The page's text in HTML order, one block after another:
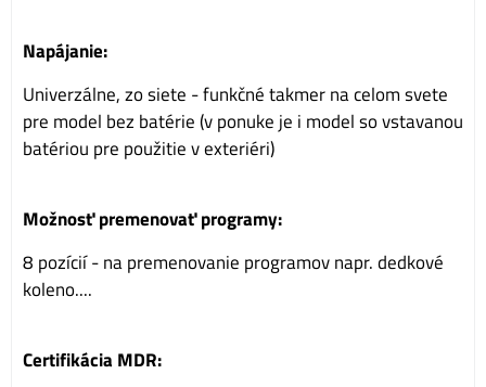
Napájanie:
Univerzálne, zo siete - funkčné takmer na celom svete
pre model bez batérie (v ponuke je i model so vstavanou
batériou pre použitie v exteriéri)
Možnosť premenovať programy:
8 pozícií - na premenovanie programov napr. dedkové
koleno....
Certifikácia MDR: